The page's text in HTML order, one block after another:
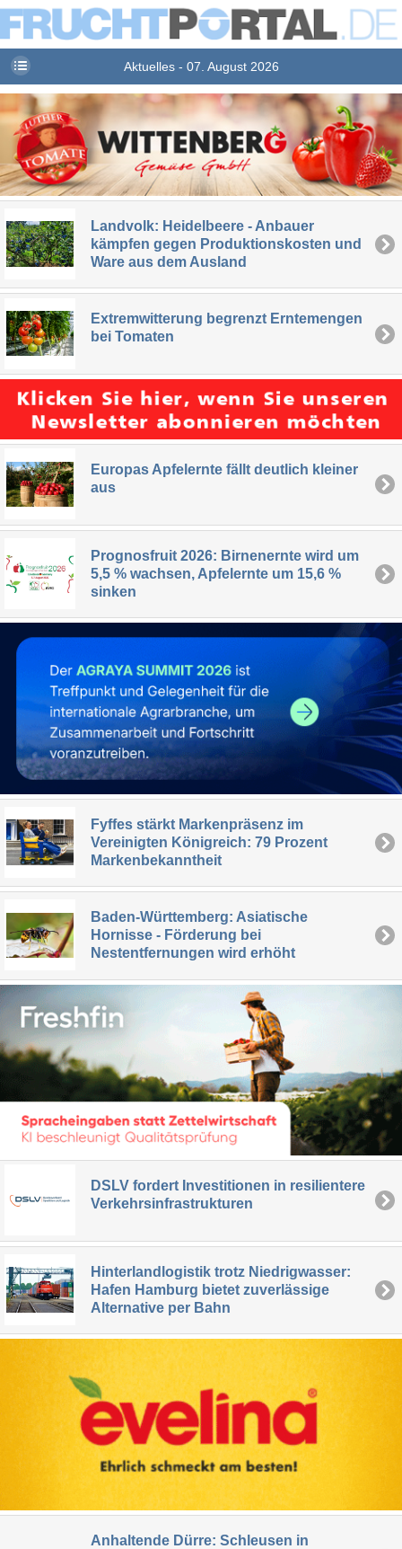
Aktuelles - 07. August 2026
Landvolk: Heidelbeere - Anbauer
kämpfen gegen Produktionskosten und
Ware aus dem Ausland
Extremwitterung begrenzt Erntemengen
bei Tomaten
Europas Apfelernte fällt deutlich kleiner
aus
Prognosfruit 2026: Birnenernte wird um
5,5 % wachsen, Apfelernte um 15,6 %
sinken
Fyffes stärkt Markenpräsenz im
Vereinigten Königreich: 79 Prozent
Markenbekanntheit
Baden-Württemberg: Asiatische
Hornisse - Förderung bei
Nestentfernungen wird erhöht
DSLV fordert Investitionen in resilientere
Verkehrsinfrastrukturen
Hinterlandlogistik trotz Niedrigwasser:
Hafen Hamburg bietet zuverlässige
Alternative per Bahn
Anhaltende Dürre: Schleusen in